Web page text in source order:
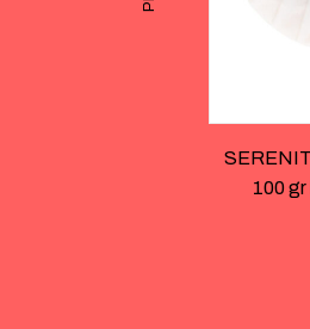
100